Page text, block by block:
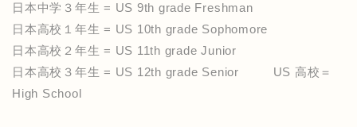
日本中学３年生 = US 9th grade Freshman
日本高校１年生 = US 10th grade Sophomore
日本高校２年生 = US 11th grade Junior
日本高校３年生 = US 12th grade Senior US 高校＝
High School